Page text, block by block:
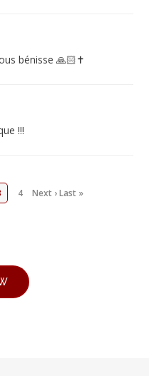
bénisse 🙏🏻✝️
!!!
4 Next › Last »